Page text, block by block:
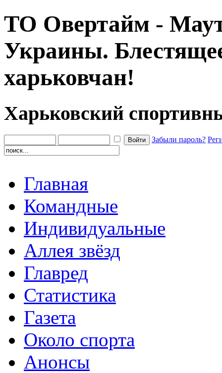
ТО Овертайм -
Украины.
харьковчан!
Харьковский
Забыли пароль?
Главная
Командные
Индивидуальные
Аллея звёзд
Главред
Статистика
Газета
Около спорта
Анонсы